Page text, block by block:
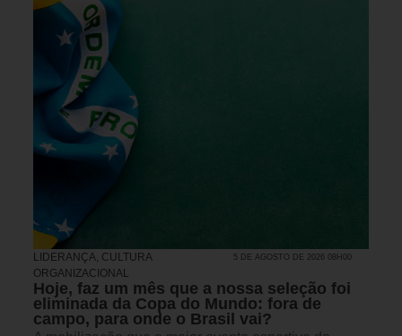
LIDERANÇA, CULTURA
ORGANIZACIONAL
5 DE AGOSTO DE 2026 08H00
Hoje, faz um mês que a nossa seleção foi
eliminada da Copa do Mundo: fora de
campo, para onde o Brasil vai?